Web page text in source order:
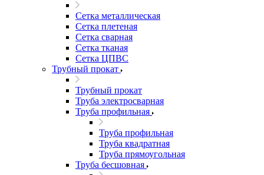
Сетка металлическая
Сетка плетеная
Сетка сварная
Сетка тканая
Сетка ЦПВС
Трубный прокат
Трубный прокат
Труба электросварная
Труба профильная
Труба профильная
Труба квадратная
Труба прямоугольная
Труба бесшовная